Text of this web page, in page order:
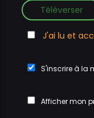
Téléverser
J'ai lu et
S'inscrire à la
Afficher mon